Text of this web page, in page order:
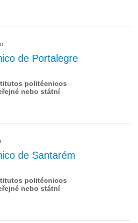
de Portalegre
politécnicos
nebo státní
de Santarém
politécnicos
nebo státní